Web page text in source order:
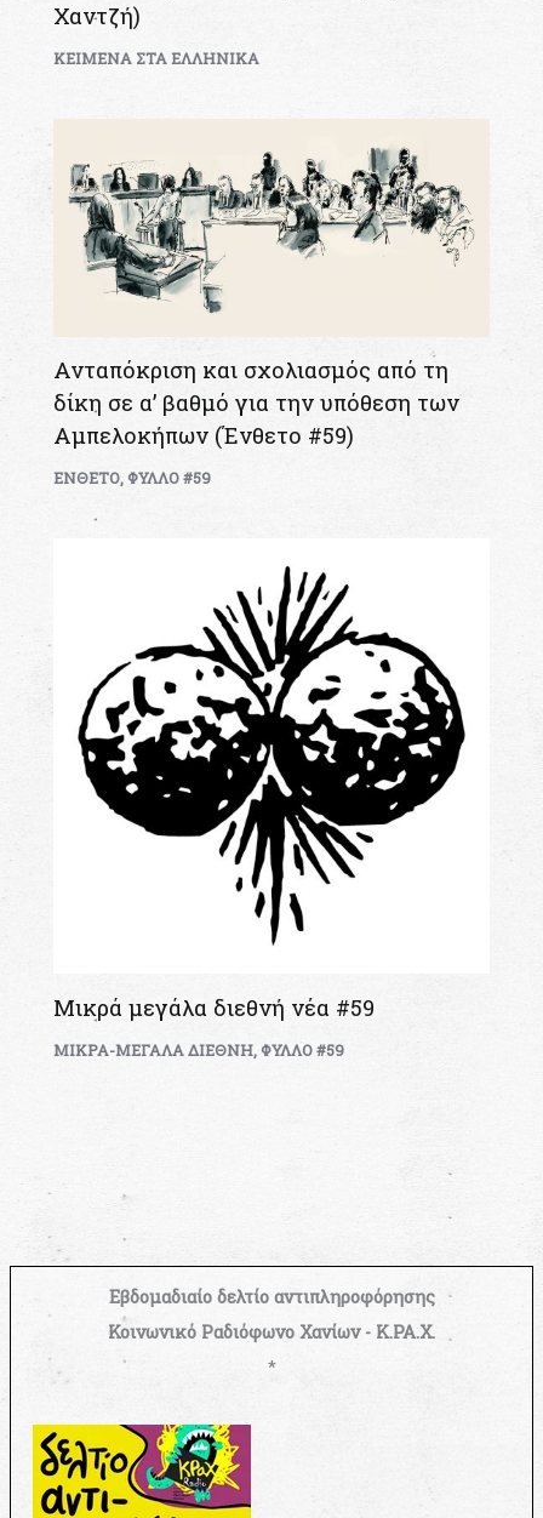
Χαντζή)
KEIMENA ΣΤΑ ΕΛΛΗΝΙΚΑ
Ανταπόκριση και σχολιασμός από τη
δίκη σε α’ βαθμό για την υπόθεση των
Αμπελοκήπων (Ένθετο #59)
ΕΝΘΕΤΟ,ΦΥΛΛΟ #59
Μικρά μεγάλα διεθνή νέα #59
ΜΙΚΡΑ-ΜΕΓΑΛΑ ΔΙΕΘΝΗ,ΦΥΛΛΟ #59
Εβδομαδιαίο δελτίο αντιπληροφόρησης
Κοινωνικό Ραδιόφωνο Χανίων - Κ.ΡΑ.Χ.
*